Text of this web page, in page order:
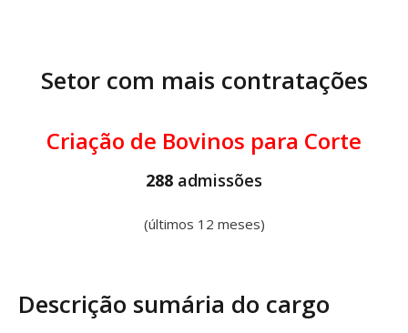
Setor com mais contratações
Criação de Bovinos para Corte
288 admissões
(últimos 12 meses)
Descrição sumária do cargo